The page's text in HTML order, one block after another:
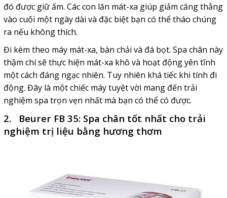
đó được giữ ấm. Các con lăn mát-xa giúp giảm căng thẳng
vào cuối một ngày dài và đặc biệt bạn có thể tháo chúng
ra nếu không thích.
Đi kèm theo máy mát-xa, bàn chải và đá bọt. Spa chân này
thậm chí sẽ thực hiện mát-xa khô và hoạt động yên tĩnh
một cách đáng ngạc nhiên. Tuy nhiên khá tiếc khi tính đi
động. Đây là một chiếc máy tuyệt vời mang đến trải
nghiệm spa trọn vẹn nhất mà bạn có thể có được.
2. Beurer FB 35: Spa chân tốt nhất cho trải
nghiệm trị liệu bằng hương thơm